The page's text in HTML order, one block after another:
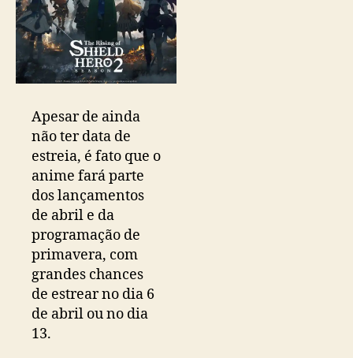
Apesar de ainda
não ter data de
estreia, é fato que o
anime fará parte
dos lançamentos
de abril e da
programação de
primavera, com
grandes chances
de estrear no dia 6
de abril ou no dia
13.